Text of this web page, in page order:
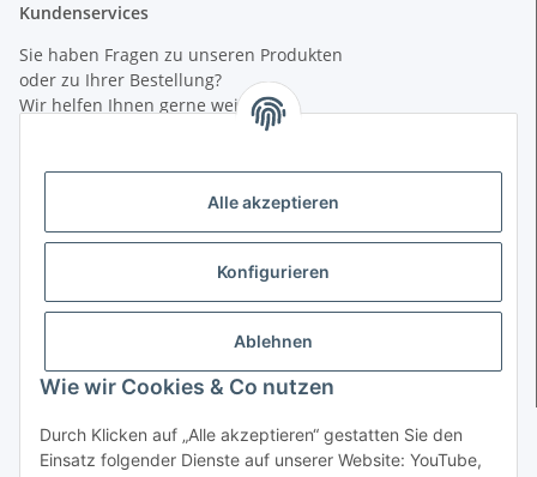
Alle akzeptieren
Konfigurieren
Ablehnen
Wie wir Cookies & Co nutzen
Durch Klicken auf „Alle akzeptieren“ gestatten Sie den
Einsatz folgender Dienste auf unserer Website: YouTube,
Kundenservices
Sie haben Fragen zu unseren Produkten
oder zu Ihrer Bestellung?
Wir helfen Ihnen gerne weiter.
Mittwochs:
10:00 - 12:00 / 15:00 - 18:00
Freitags:
+49(0)5971-4010900
48431 Rheine